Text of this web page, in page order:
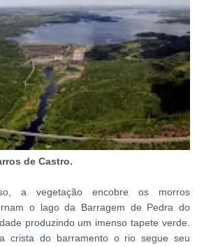
de Castro.
a vegetação encobre os morros
o lago da Barragem de Pedra do
produzindo um imenso tapete verde.
crista do barramento o rio segue seu